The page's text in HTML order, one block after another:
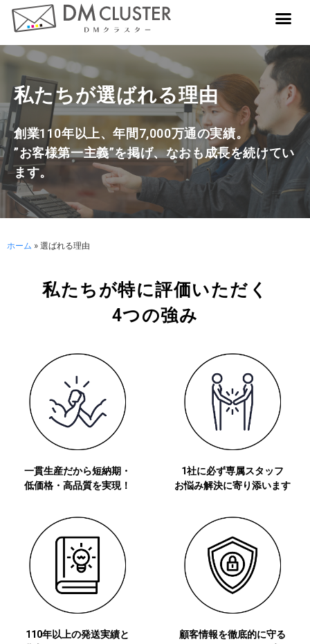
私たちが選ばれる理由
創業110年以上、年間7,000万通の実績。
”お客様第一主義”を掲げ、なおも成長を続けてい
ます。
ホーム » 選ばれる理由
私たちが特に評価いただく
4つの強み
一貫生産だから短納期・
低価格・高品質を実現！
1社に必ず専属スタッフ
お悩み解決に寄り添います
110年以上の発送実績と
顧客情報を徹底的に守る